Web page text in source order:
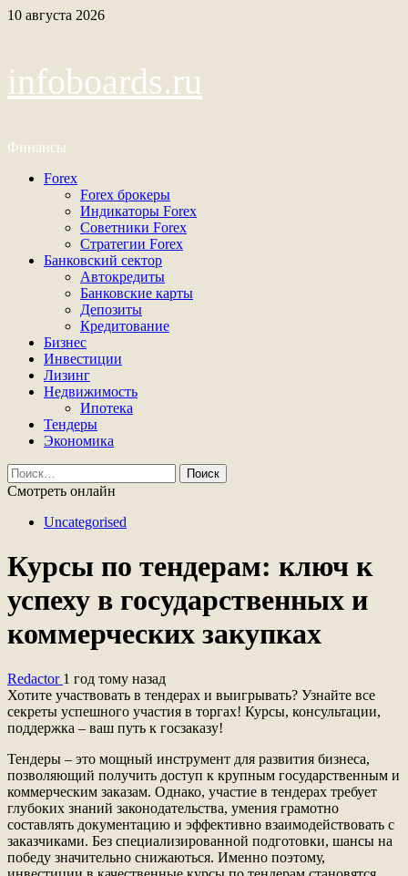
Перейти
10 августа 2026
infoboards.ru
Финансы
Основное
Forex
Forex брокеры
Индикаторы Forex
Советники Forex
Стратегии Forex
Банковский сектор
Автокредиты
Банковские карты
Депозиты
Кредитование
Бизнес
Инвестиции
Лизинг
Недвижимость
Ипотека
Тендеры
Экономика
Найти:
Смотреть онлайн
Uncategorised
Курсы по тендерам: ключ к
успеху в государственных и
коммерческих закупках
Redactor 1 год тому назад
Хотите участвовать в тендерах и выигрывать? Узнайте все
секреты успешного участия в торгах! Курсы, консультации,
поддержка – ваш путь к госзаказу!
Тендеры – это мощный инструмент для развития бизнеса,
позволяющий получить доступ к крупным государственным и
коммерческим заказам. Однако, участие в тендерах требует
глубоких знаний законодательства, умения грамотно
составлять документацию и эффективно взаимодействовать с
заказчиками. Без специализированной подготовки, шансы на
победу значительно снижаються. Именно поэтому,